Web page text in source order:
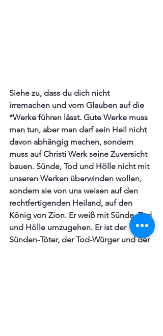
Siehe zu, dass du dich nicht
irremachen und vom Glauben auf die
*Werke führen lässt. Gute Werke muss
man tun, aber man darf sein Heil nicht
davon abhängig machen, sondern
muss auf Christi Werk seine Zuversicht
bauen. Sünde, Tod und Hölle nicht mit
unseren Werken überwinden wollen,
sondern sie von uns weisen auf den
rechtfertigenden Heiland, auf den
König von Zion. Er weiß mit Sünde, Tod
und Hölle umzugehen. Er ist der
Sünden-Töter, der Tod-Würger und der